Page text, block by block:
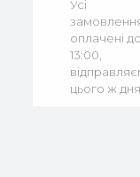
Усі
оплачені до
13:00,
цього ж дня.